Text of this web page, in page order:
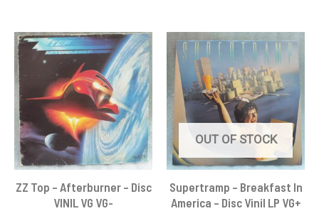
ZZ Top – Afterburner – Disc
VINIL VG VG-
OUT OF STOCK
Supertramp – Breakfast In
America – Disc Vinil LP VG+